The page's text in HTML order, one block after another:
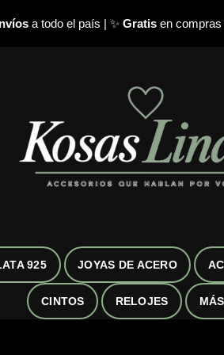
a todo el país | ✨ Gratisen compras
925 JOYAS DE ACERO
CINTOS RELOJES